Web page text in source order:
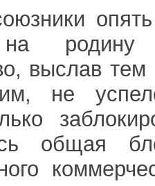
на родину
выслав
не
общая